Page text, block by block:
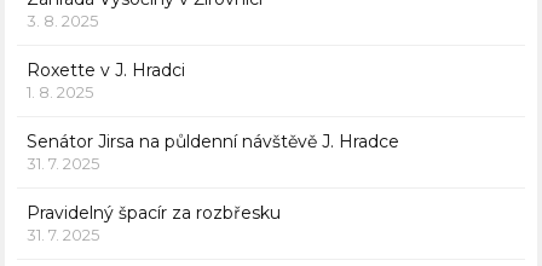
3. 8. 2025
Roxette v J. Hradci
1. 8. 2025
Senátor Jirsa na půldenní návštěvě J. Hradce
31. 7. 2025
Pravidelný špacír za rozbřesku
31. 7. 2025